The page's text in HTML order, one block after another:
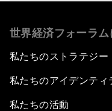
In Technology We
世界経済フォーラム
私たちのストラテジー
私たちのアイデンティ
私たちの活動